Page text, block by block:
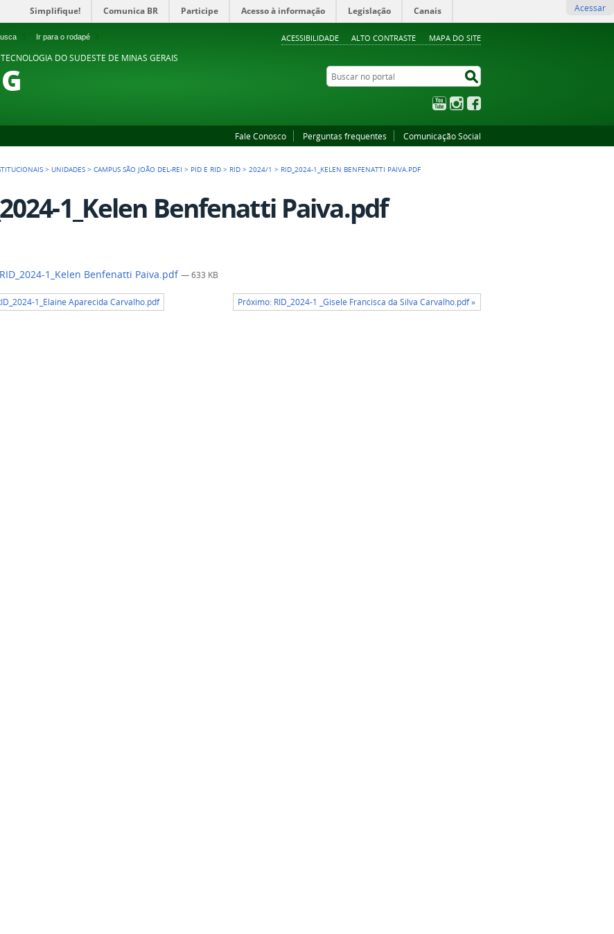
3 Ir para o rodapé 4 ACESSIBILIDADE ALTO CONTRASTE MAPA DO SITE
Simplifique! Comunica BR Participe Acesso à informação Legislação Canais Acessar
DO SUDESTE DE MINAS GERAIS
Buscar no portal
YouTubeInstagram
Fale Conosco Perguntas frequentes Comunicação Social
> UNIDADES >CAMPUS SÃO JOÃO DEL-REI > PID E RID > RID >2024/1 > RID_2024-1_KELEN BENFENATTI PAIVA.PDF
1_Kelen Benfenatti Paiva.pdf
1_Kelen Benfenatti Paiva.pdf— 633 KB
1_Elaine Aparecida Carvalho.pdf Próximo: RID_2024-1 _Gisele Francisca da Silva Carvalho.pdf »